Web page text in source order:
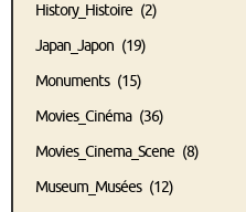
History_Histoire (2)
Japan_Japon (19)
Monuments(15)
Movies_Cinéma(36)
Movies_Cinema_Scene (8)
Museum_Musées(12)